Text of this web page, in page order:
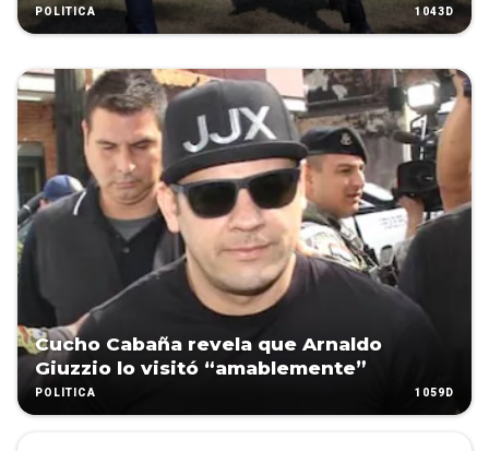
POLÍTICA 1043D
Cucho Cabaña revela que Arnaldo
Giuzzio lo visitó “amablemente”
POLÍTICA 1059D